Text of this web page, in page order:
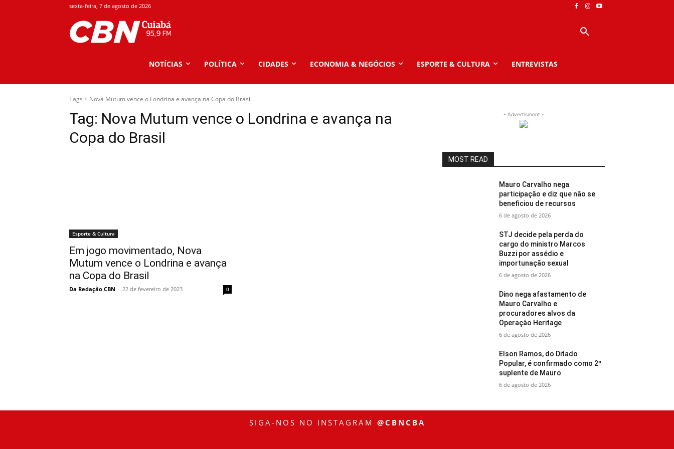
sexta-feira, 7 de agosto de 2026
NOTÍCIAS POLÍTICA CIDADES ECONOMIA & NEGÓCIOS ESPORTE & CULTURA ENTREVISTAS
Tags Nova Mutum vence o Londrina e avança na Copa do Brasil
Tag: Nova Mutum vence o Londrina e avança na
Copa do Brasil
Esporte & Cultura
Em jogo movimentado, Nova
Mutum vence o Londrina e avança
na Copa do Brasil
Da Redação CBN - 22 de fevereiro de 2023 0
- Advertisment -
MOST READ
Mauro Carvalho nega
participação e diz que não se
beneficiou de recursos
6 de agosto de 2026
STJ decide pela perda do
cargo do ministro Marcos
Buzzi por assédio e
importunação sexual
6 de agosto de 2026
Dino nega afastamento de
Mauro Carvalho e
procuradores alvos da
Operação Heritage
6 de agosto de 2026
Elson Ramos, do Ditado
Popular, é confirmado como 2º
suplente de Mauro
6 de agosto de 2026
SIGA-NOS NO INSTAGRAM @CBNCBA